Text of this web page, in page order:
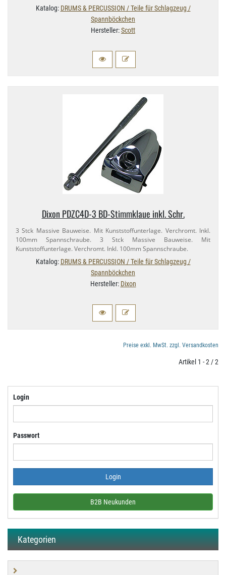
Katalog: DRUMS & PERCUSSION / Teile für Schlagzeug /
Spannböckchen
Hersteller:Scott
Dixon PDZC4D-​3 BD-​Stimmklaue inkl. Schr.
3 Stck Massive Bauweise. Mit Kunststoffunterlage. Verchromt. Inkl.
100mm Spannschraube. 3 Stck Massive Bauweise. Mit
Kunststoffunterlage. Verchromt. Inkl. 100mm Spannschraube.
Katalog: DRUMS & PERCUSSION / Teile für Schlagzeug /
Spannböckchen
Hersteller: Dixon
Preise exkl. MwSt. zzgl. Versandkosten
Artikel 1 - 2 / 2
Login
Passwort
B2B Neukunden
Kategorien